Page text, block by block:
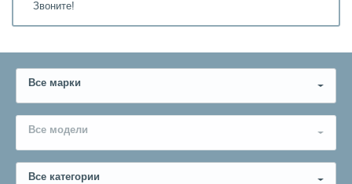
Звоните!
Все марки
Все модели
Все категории